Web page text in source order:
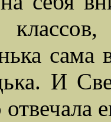
сама
И